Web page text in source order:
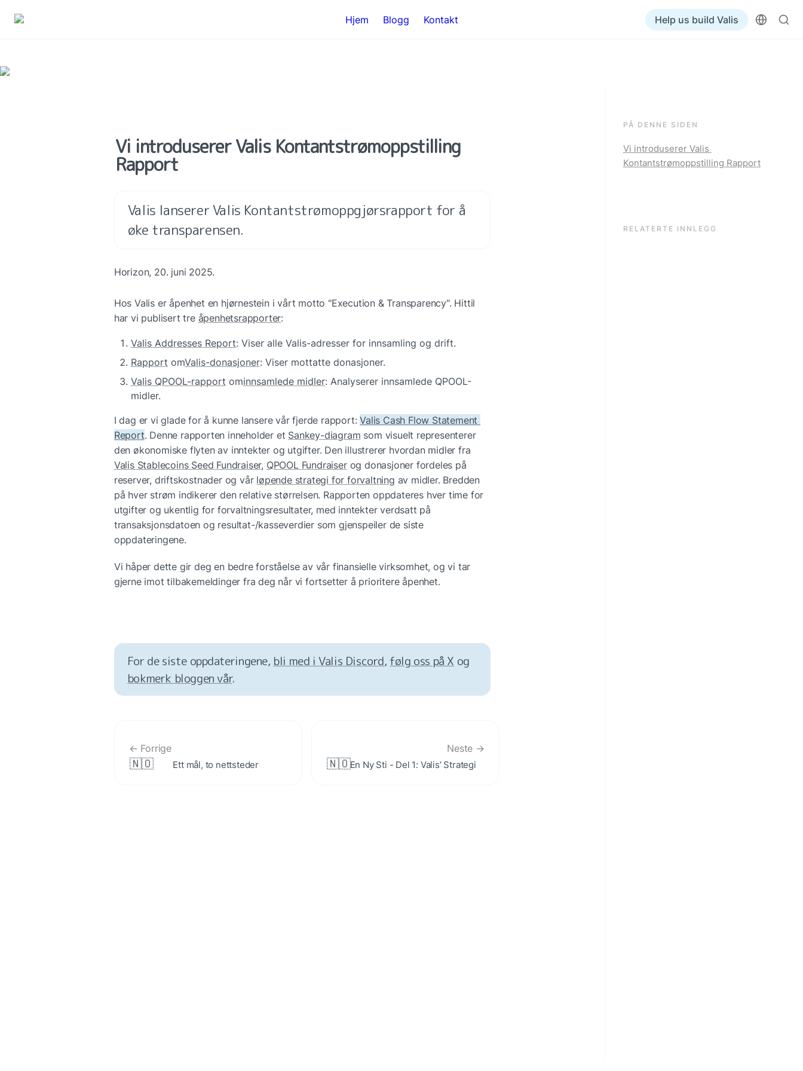
Hjem Blogg Kontakt Help us build Valis
Vi introduserer Valis Kontantstrømoppstilling
Rapport
Valis lanserer Valis Kontantstrømoppgjørsrapport for å
øke transparensen.
Horizon, 20. juni 2025.
Hos Valis er åpenhet en hjørnestein i vårt motto "Execution & Transparency". Hittil
har vi publisert tre åpenhetsrapporter:
Valis Addresses Report: Viser alle Valis-adresser for innsamling og drift.
Rapport omValis-donasjoner: Viser mottatte donasjoner.
Valis QPOOL-rapport ominnsamlede midler: Analyserer innsamlede QPOOL-
midler.
I dag er vi glade for å kunne lansere vår fjerde rapport: Valis Cash Flow Statement
Report. Denne rapporten inneholder et Sankey-diagram som visuelt representerer
Valis Stablecoins Seed Fundraiser, QPOOL Fundraiser og donasjoner fordeles på
reserver, driftskostnader og vår løpende strategi for forvaltning av midler. Bredden
på hver strøm indikerer den relative størrelsen. Rapporten oppdateres hver time for
utgifter og ukentlig for forvaltningsresultater, med inntekter verdsatt på
transaksjonsdatoen og resultat-/kasseverdier som gjenspeiler de siste
oppdateringene.
Vi håper dette gir deg en bedre forståelse av vår finansielle virksomhet, og vi tar
gjerne imot tilbakemeldinger fra deg når vi fortsetter å prioritere åpenhet.
For de siste oppdateringene, bli med i Valis Discord, følg oss på X
bokmerk bloggen vår.
← Forrige
🇳🇴 Ett mål, to nettsteder
Neste →
🇳🇴En Ny Sti - Del 1: Valis’ Strategi
PÅ DENNE SIDEN
Vi introduserer Valis
Kontantstrømoppstilling Rapport
RELATERTE INNLEGG